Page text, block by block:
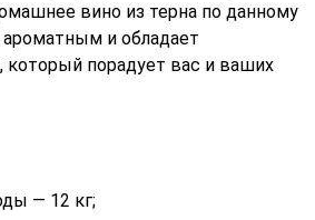
вино из терна по данному
ароматным и обладает
порадует вас и ваших
— 12 кг;